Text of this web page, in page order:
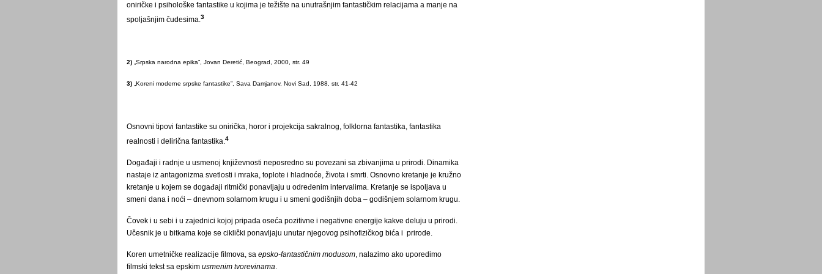
oniričke i psihološke fantastike u kojima je težište na unutrašnjim fantastičkim relacijama a manje na
spoljašnjim čudesima.3
2) „Srpska narodna epika”, Jovan Deretić, Beograd, 2000, str. 49
3) „Koreni moderne srpske fantastike”, Sava Damjanov, Novi Sad, 1988, str. 41-42
Osnovni tipovi fantastike su onirička, horor i projekcija sakralnog, folklorna fantastika, fantastika
realnosti i delirična fantastika.4
Događaji i radnje u usmenoj književnosti neposredno su povezani sa zbivanjima u prirodi. Dinamika
nastaje iz antagonizma svetlosti i mraka, toplote i hladnoće, života i smrti. Osnovno kretanje je kružno
kretanje u kojem se događaji ritmički ponavljaju u određenim intervalima. Kretanje se ispoljava u
smeni dana i noći – dnevnom solarnom krugu i u smeni godišnjih doba – godišnjem solarnom krugu.
Čovek i u sebi i u zajednici kojoj pripada oseća pozitivne i negativne energije kakve deluju u prirodi.
Učesnik je u bitkama koje se ciklički ponavljaju unutar njegovog psihofizičkog bića i prirode.
Koren umetničke realizacije filmova, sa epsko-fantastičnim modusom, nalazimo ako uporedimo
filmski tekst sa epskim usmenim tvorevinama.